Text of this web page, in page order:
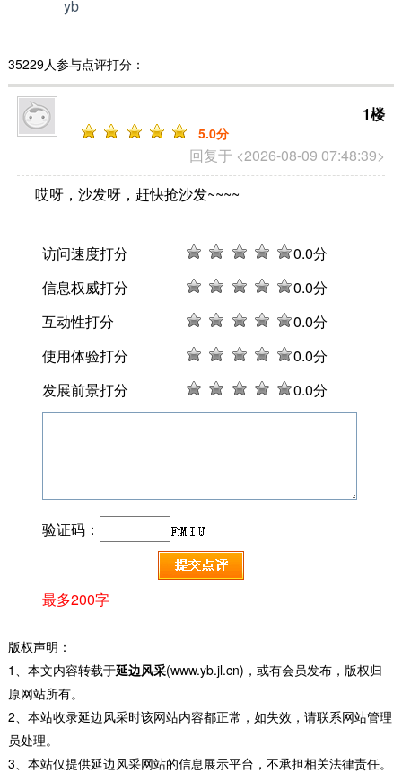
yb
35229人参与点评打分：
回复于 <2026-08-09 07:48:39>
1楼
5.0分
哎呀，沙发呀，赶快抢沙发~~~~
访问速度打分 0.0分
信息权威打分
0.0分
互动性打分
0.0分
使用体验打分
0.0分
发展前景打分
0.0分
验证码：
最多200字
版权声明：
1、本文内容转载于延边风采(www.yb.jl.cn)，或有会员发布，版权归
原网站所有。
2、本站收录延边风采时该网站内容都正常，如失效，请联系网站管理
员处理。
3、本站仅提供延边风采网站的信息展示平台，不承担相关法律责任。